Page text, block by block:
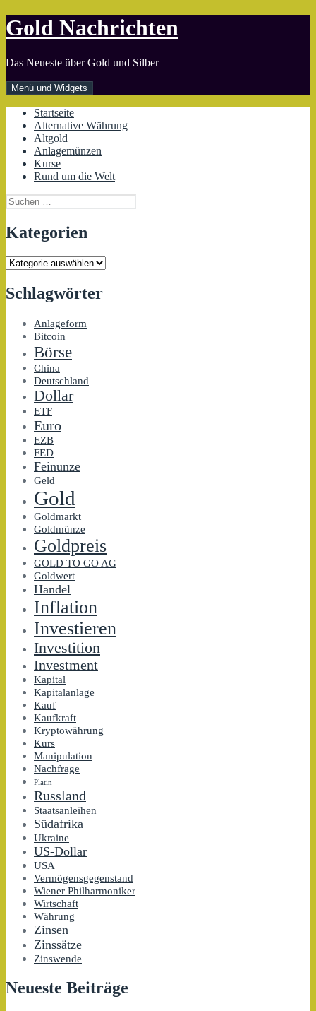
Zum
Inhalt
Gold Nachrichten
Das Neueste über Gold und Silber
Menü und Widgets
Startseite
Alternative Währung
Altgold
Anlagemünzen
Kurse
Rund um die Welt
Suchen
nach:
Kategorien
Kategorien
Schlagwörter
Anlageform
Bitcoin
Börse
China
Deutschland
Dollar
ETF
Euro
EZB
FED
Feinunze
Geld
Gold
Goldmarkt
Goldmünze
Goldpreis
GOLD TO GO AG
Goldwert
Handel
Inflation
Investieren
Investition
Investment
Kapital
Kapitalanlage
Kauf
Kaufkraft
Kryptowährung
Kurs
Manipulation
Nachfrage
Platin
Russland
Staatsanleihen
Südafrika
Ukraine
US-Dollar
USA
Vermögensgegenstand
Wiener Philharmoniker
Wirtschaft
Währung
Zinsen
Zinssätze
Zinswende
Neueste Beiträge